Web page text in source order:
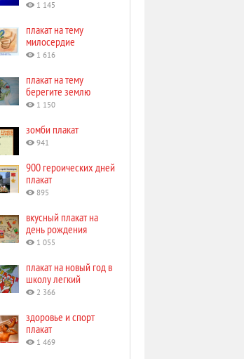
1 145
плакат на тему
милосердие
1 616
плакат на тему
берегите землю
1 150
зомби плакат
941
900 героических дней
плакат
895
вкусный плакат на
день рождения
1 055
плакат на новый год в
школу легкий
2 366
здоровье и спорт
плакат
1 469